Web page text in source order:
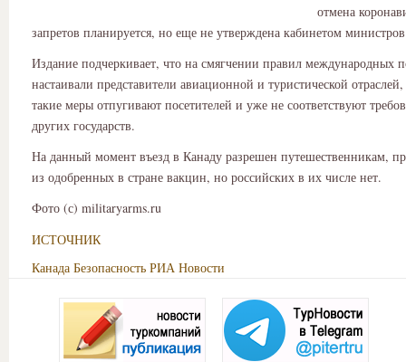
отмена
запретов планируется, но еще не утверждена кабинетом
Издание подчеркивает, что на смягчении правил международных
настаивали представители авиационной и туристической
такие меры отпугивают посетителей и уже не соответствуют
других государств.
На данный момент въезд в Канаду разрешен путешественникам,
из одобренных в стране вакцин, но российских в их числе нет.
Фото (с) militaryarms.ru
ИСТОЧНИК
Канада Безопасность РИА Новости